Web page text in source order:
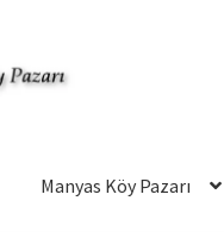
Manyas Köy Pazarı